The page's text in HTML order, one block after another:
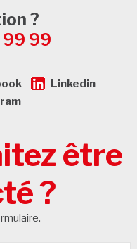
?
99 99
Linkedin
être
?